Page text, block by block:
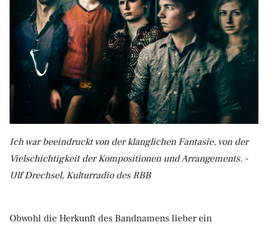
Ich war beeindruckt von der klanglichen Fantasie, von der
Vielschichtigkeit der Kompositionen und Arrangements. -
Ulf Drechsel, Kulturradio des RBB
Obwohl die Herkunft des Bandnamens lieber ein